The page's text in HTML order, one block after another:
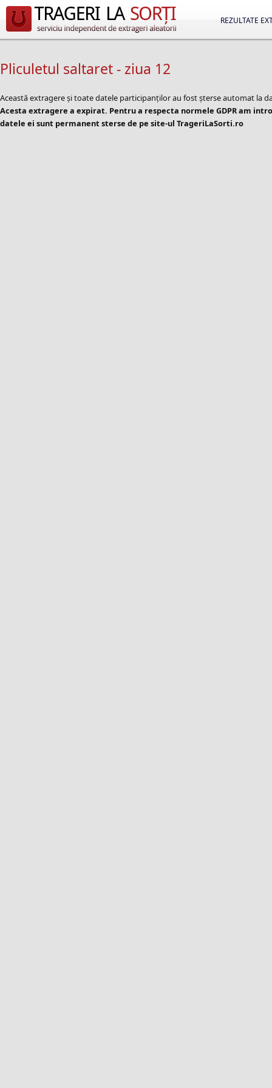
REZULTATE
Pliculetul saltaret - ziua 12
Această extragere și toate datele participanților au fost șterse automat la
Acesta extragere a expirat. Pentru a respecta normele GDPR am
datele ei sunt permanent sterse de pe site-ul TrageriLaSorti.ro